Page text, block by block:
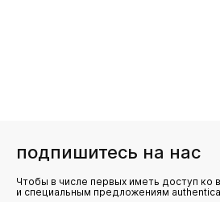
подпишитесь на нас
Чтобы в числе первых иметь доступ ко
и специальным предложениям